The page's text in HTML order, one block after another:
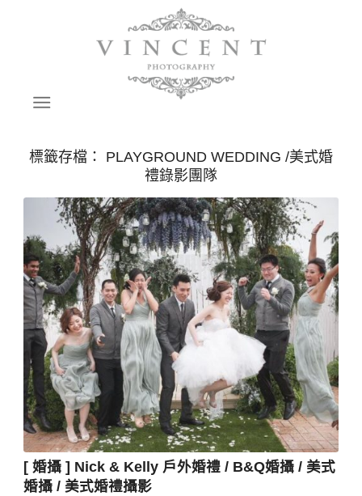
標籤存檔： PLAYGROUND WEDDING /美式婚
禮錄影團隊
[ 婚攝 ] Nick & Kelly 戶外婚禮 / B&Q婚攝 / 美式
婚攝 / 美式婚禮攝影